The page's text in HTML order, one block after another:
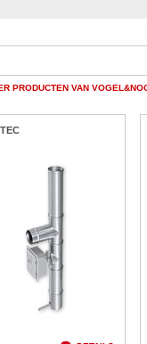
PRODUCTEN VAN